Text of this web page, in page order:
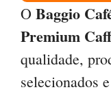
O Baggio
Premium
qualidade,
selecionados